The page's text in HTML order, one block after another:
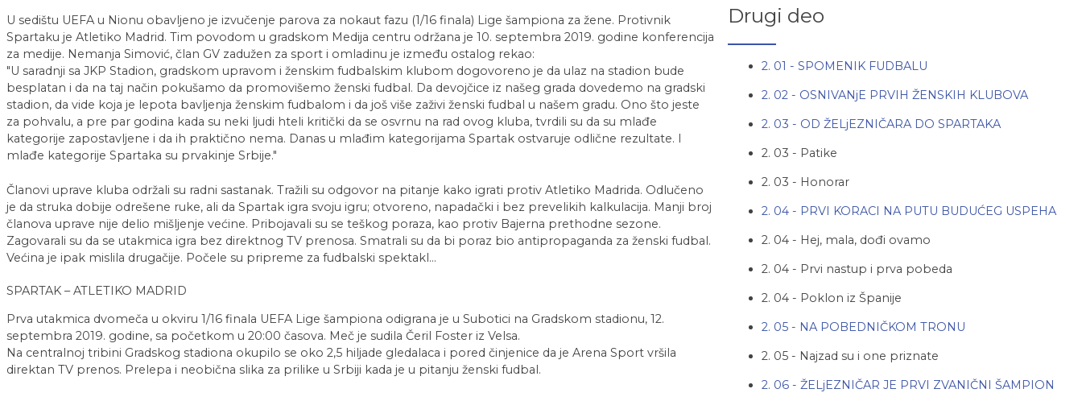
U sedištu UEFA u Nionu obavljeno je izvučenje parova za nokaut fazu (1/16 finala) Lige šampiona za žene. Protivnik
Spartaku je Atletiko Madrid. Tim povodom u gradskom Medija centru održana je 10. septembra 2019. godine konferencija
za medije. Nemanja Simović, član GV zadužen za sport i omladinu je između ostalog rekao:
"U saradnji sa JKP Stadion, gradskom upravom i ženskim fudbalskim klubom dogovoreno je da ulaz na stadion bude
besplatan i da na taj način pokušamo da promovišemo ženski fudbal. Da devojčice iz našeg grada dovedemo na gradski
stadion, da vide koja je lepota bavljenja ženskim fudbalom i da još više zaživi ženski fudbal u našem gradu. Ono što jeste
za pohvalu, a pre par godina kada su neki ljudi hteli kritički da se osvrnu na rad ovog kluba, tvrdili su da su mlađe
kategorije zapostavljene i da ih praktično nema. Danas u mlađim kategorijama Spartak ostvaruje odlične rezultate. I
mlađe kategorije Spartaka su prvakinje Srbije."
Članovi uprave kluba održali su radni sastanak. Tražili su odgovor na pitanje kako igrati protiv Atletiko Madrida. Odlučeno
je da struka dobije odrešene ruke, ali da Spartak igra svoju igru; otvoreno, napadački i bez prevelikih kalkulacija. Manji broj
članova uprave nije delio mišljenje većine. Pribojavali su se teškog poraza, kao protiv Bajerna prethodne sezone.
Zagovarali su da se utakmica igra bez direktnog TV prenosa. Smatrali su da bi poraz bio antipropaganda za ženski fudbal.
Većina je ipak mislila drugačije. Počele su pripreme za fudbalski spektakl...
SPARTAK – ATLETIKO MADRID
Prva utakmica dvomeča u okviru 1/16 finala UEFA Lige šampiona odigrana je u Subotici na Gradskom stadionu, 12.
septembra 2019. godine, sa početkom u 20:00 časova. Meč je sudila Čeril Foster iz Velsa.
Na centralnoj tribini Gradskog stadiona okupilo se oko 2,5 hiljade gledalaca i pored činjenice da je Arena Sport vršila
direktan TV prenos. Prelepa i neobična slika za prilike u Srbiji kada je u pitanju ženski fudbal.
Drugi deo
2. 01 - SPOMENIK FUDBALU
2. 02 - OSNIVANjE PRVIH ŽENSKIH KLUBOVA
2. 03 - OD ŽELjEZNIČARA DO SPARTAKA
2. 03 - Patike
2. 03 - Honorar
2. 04 - PRVI KORACI NA PUTU BUDUĆEG USPEHA
2. 04 - Hej, mala, dođi ovamo
2. 04 - Prvi nastup i prva pobeda
2. 04 - Poklon iz Španije
2. 05 - NA POBEDNIČKOM TRONU
2. 05 - Najzad su i one priznate
2. 06 - ŽELjEZNIČAR JE PRVI ZVANIČNI ŠAMPION